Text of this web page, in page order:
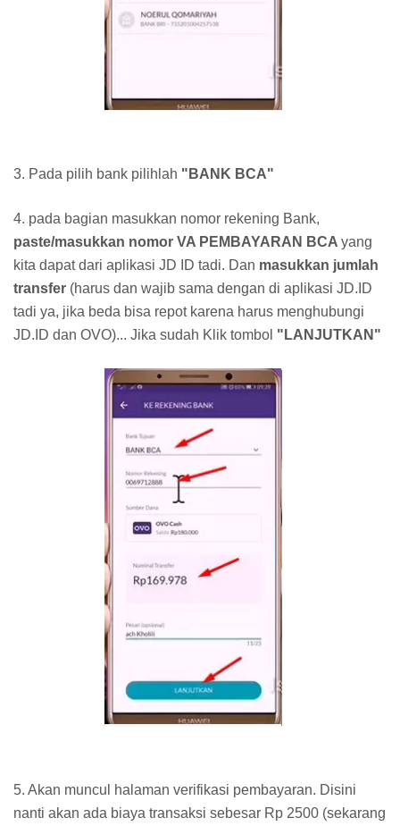
3. Pada pilih bank pilihlah "BANK BCA"
4. pada bagian masukkan nomor rekening Bank,
paste/masukkan nomor VA PEMBAYARAN BCA yang
kita dapat dari aplikasi JD ID tadi. Dan masukkan jumlah
transfer (harus dan wajib sama dengan di aplikasi JD.ID
tadi ya, jika beda bisa repot karena harus menghubungi
JD.ID dan OVO)... Jika sudah Klik tombol "LANJUTKAN"
5. Akan muncul halaman verifikasi pembayaran. Disini
nanti akan ada biaya transaksi sebesar Rp 2500 (sekarang